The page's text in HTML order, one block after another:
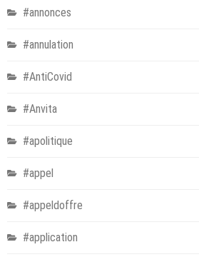
#annonces
#annulation
#AntiCovid
#Anvita
#apolitique
#appel
#appeldoffre
#application